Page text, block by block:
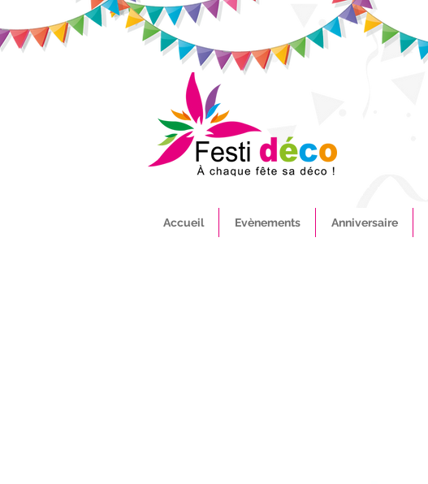
Accueil Evènements Anniversaire